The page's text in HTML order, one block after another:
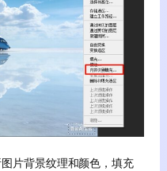
片背景纹理和颜色，填充